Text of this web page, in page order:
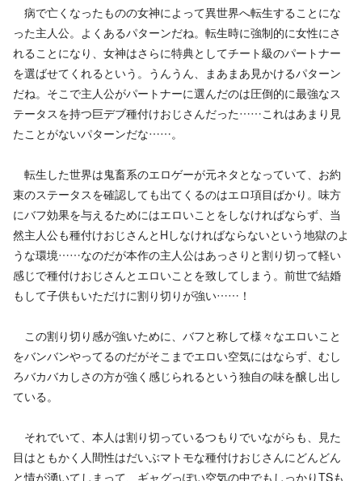
病で亡くなったものの女神によって異世界へ転生することにな
った主人公。よくあるパターンだね。転生時に強制的に女性にさ
れることになり、女神はさらに特典としてチート級のパートナー
を選ばせてくれるという。うんうん、まあまあ見かけるパターン
だね。そこで主人公がパートナーに選んだのは圧倒的に最強なス
テータスを持つ巨デブ種付けおじさんだった……これはあまり見
たことがないパターンだな……。
転生した世界は鬼畜系のエロゲーが元ネタとなっていて、お約
束のステータスを確認しても出てくるのはエロ項目ばかり。味方
にバフ効果を与えるためにはエロいことをしなければならず、当
然主人公も種付けおじさんとHしなければならないという地獄のよ
うな環境……なのだが本作の主人公はあっさりと割り切って軽い
感じで種付けおじさんとエロいことを致してしまう。前世で結婚
もして子供もいただけに割り切りが強い……！
この割り切り感が強いために、バフと称して様々なエロいこと
をバンバンやってるのだがそこまでエロい空気にはならず、むし
ろバカバカしさの方が強く感じられるという独自の味を醸し出し
ている。
それでいて、本人は割り切っているつもりでいながらも、見た
目はともかく人間性はだいぶマトモな種付けおじさんにどんどん
と情が湧いてしまって、ギャグっぽい空気の中でもしっかりTSも